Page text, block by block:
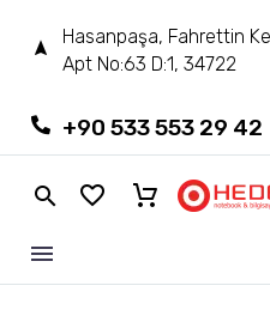
Hasanpaşa, Fahrettin
Apt No:63 D:1, 34722
+90 533 553 29 42